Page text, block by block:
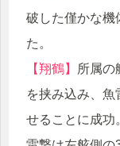
破した僅かな機
た。
【翔鶴】
所属の
を挟み込み、
せることに成功